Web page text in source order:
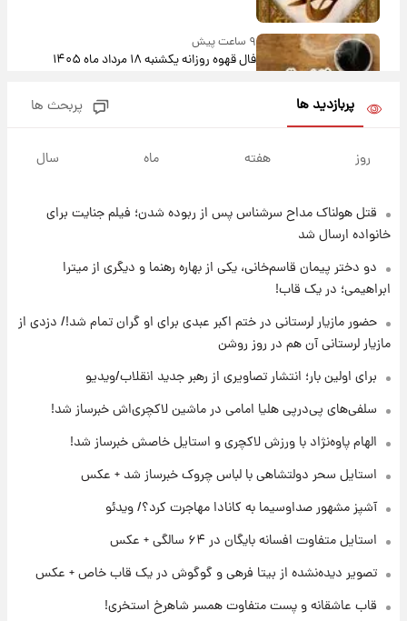
۹ ساعت پیش
فال قهوه روزانه یکشنبه ۱۸ مرداد ماه ۱۴۰۵
۱۷ ساعت پیش
لیونل مسی عزادار شد! + جزئیات
۲۱ ساعت پیش
لحظه برخورد رعد و برق به ساختمان مرکز تجارت
جهانی در آمریکا + فیلم
۲۱ ساعت پیش
برای اولین بار؛ انتشار تصاویری از رهبر جدید
انقلاب/ویدیو
تصاویر عمامه بستن به شیوه خاتمی/ویدیو
پربازدید ها پربحث ها
روز هفته ماه سال
قتل هولناک مداح سرشناس پس از ربوده شدن؛ فیلم جنایت برای
خانواده ارسال شد
دو دختر پیمان قاسم‌خانی، یکی از بهاره رهنما و دیگری از میترا
ابراهیمی؛ در یک قاب!
حضور مازیار لرستانی در ختم اکبر عبدی برای او گران تمام شد!/ دزدی از
مازیار لرستانی آن هم در روز روشن
برای اولین بار؛ انتشار تصاویری از رهبر جدید انقلاب/ویدیو
سلفی‌های پی‌درپی هلیا امامی در ماشین لاکچری‌اش خبرساز شد!
الهام پاوه‌نژاد با ورزش لاکچری و استایل خاصش خبرساز شد!
استایل سحر دولتشاهی با لباس چروک خبرساز شد + عکس
آشپز مشهور صداوسیما به کانادا مهاجرت کرد؟/ ویدئو
استایل متفاوت افسانه بایگان در ۶۴ سالگی + عکس
تصویر دیده‌نشده از بیتا فرهی و گوگوش در یک قاب خاص + عکس
قاب عاشقانه و پست متفاوت همسر شاهرخ استخری!